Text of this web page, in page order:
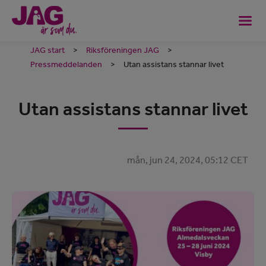
JAG start > Riksföreningen JAG
>
Pressmeddelanden
> Utan assistans stannar livet
Utan assistans stannar livet
mån, jun 24, 2024, 05:12 CET